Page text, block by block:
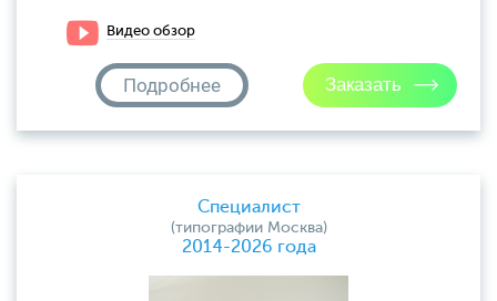
Видео обзор
Подробнее
Специалист
(типографии Москва)
2014-2026 года